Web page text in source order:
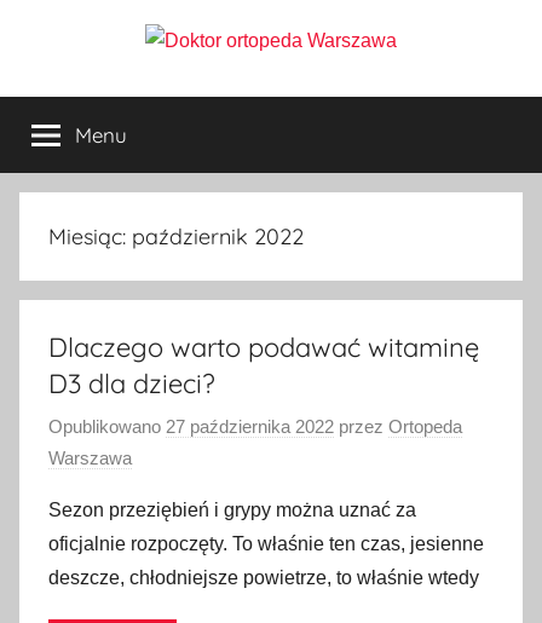
Doktor
ortopeda
Warszawa
usg
Warszawa,
ginekolog,
urolog,
Menu
Miesiąc: październik 2022
Dlaczego warto podawać witaminę
D3 dla dzieci?
Opublikowano 27 października 2022 przez Ortopeda
Warszawa
Sezon przeziębień i grypy można uznać za
oficjalnie rozpoczęty. To właśnie ten czas, jesienne
deszcze, chłodniejsze powietrze, to właśnie wtedy